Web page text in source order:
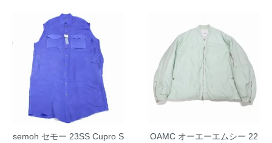
semoh セモー 23SS Cupro S
OAMC オーエーエムシー 22